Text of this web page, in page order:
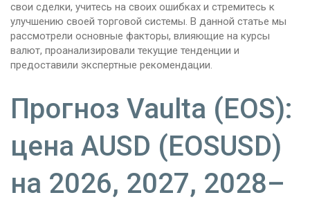
свои сделки, учитесь на своих ошибках и стремитесь к
улучшению своей торговой системы. В данной статье мы
рассмотрели основные факторы, влияющие на курсы
валют, проанализировали текущие тенденции и
предоставили экспертные рекомендации.
Прогноз Vaulta (EOS):
цена AUSD (EOSUSD)
на 2026, 2027, 2028–